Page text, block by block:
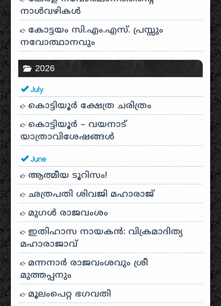
നാൾവഴികൾ
കോട്ടയം സി.എം.എസ്. പ്രസ്സും
നവോത്ഥാനവും
2026
July
കൊട്ടിയൂർ ക്ഷേത്ര ചരിത്രം
കൊട്ടിയൂർ – വയനാട്
യാത്രാവിശേഷങ്ങൾ
June
ആത്മീയ ടൂറിസം!
ഛത്രപതി ശിവജി മഹാരാജ്
മുഗൾ രാജവംശം
ഇതിഹാസ നായകൻ: വിക്രമാദിത്യ
മഹാരാജാവ്
മന്നനാർ രാജവംശവും ശ്രീ
മുത്തപ്പനും
മൂലംപെറ്റ ഭഗവതി